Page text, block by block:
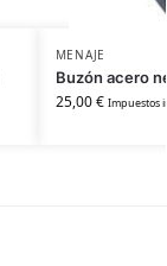
MENAJE
Buzón acero
25,00€ Impuestos